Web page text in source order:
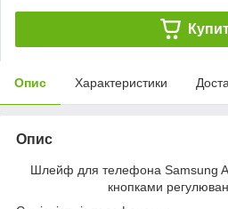
Опис Характеристики
Опис
Шлейф для телефона Samsung
кнопками